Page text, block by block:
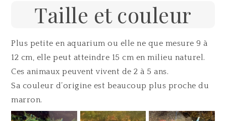
Taille et couleur
Plus petite en aquarium ou elle ne que mesure 9 à
12 cm, elle peut atteindre 15 cm en milieu naturel.
Ces animaux peuvent vivent de 2 à 5 ans.
Sa couleur d’origine est beaucoup plus proche du
marron.